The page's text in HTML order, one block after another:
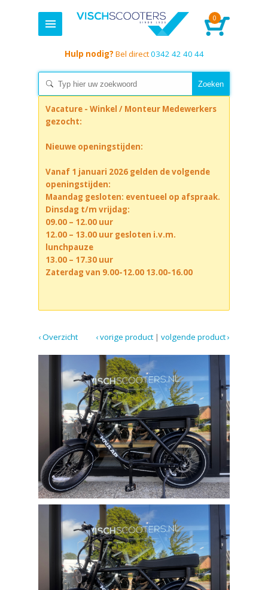
0
Hulp nodig? Bel direct0342 42 40 44
Vacature - Winkel / Monteur Medewerkers
gezocht:
Nieuwe openingstijden:
Vanaf 1 januari 2026 gelden de volgende
openingstijden:
Maandag gesloten: eventueel op afspraak.
Dinsdag t/m vrijdag:
09.00 – 12.00 uur
12.00 – 13.00 uur gesloten i.v.m.
lunchpauze
13.00 – 17.30 uur
Zaterdag van 9.00-12.00 13.00-16.00
‹ Overzicht volgende product ›
|
‹ vorige product